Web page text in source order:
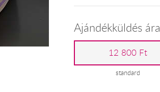
Ajándékküldés ára
12 800 Ft
standard